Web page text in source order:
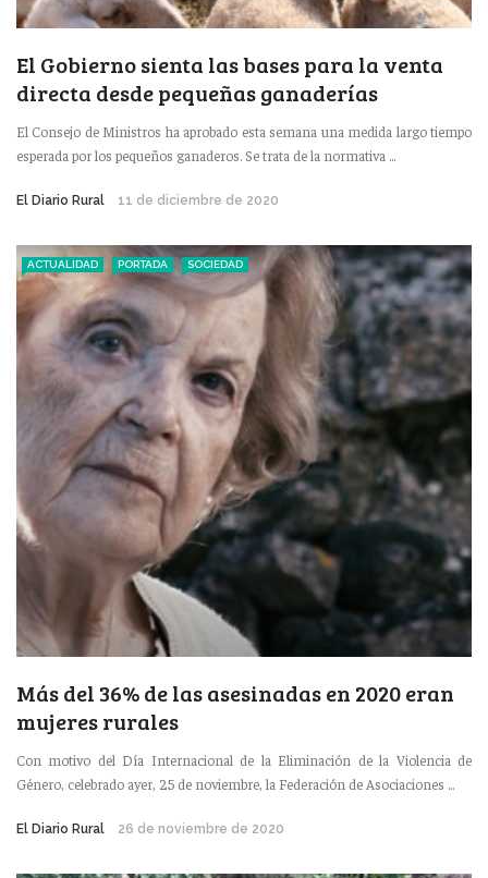
El Gobierno sienta las bases para la venta
directa desde pequeñas ganaderías
El Consejo de Ministros ha aprobado esta semana una medida largo tiempo
esperada por los pequeños ganaderos. Se trata de la normativa ...
El Diario Rural 11 de diciembre de 2020
ACTUALIDAD PORTADA SOCIEDAD
Más del 36% de las asesinadas en 2020 eran
mujeres rurales
Con motivo del Día Internacional de la Eliminación de la Violencia de
Género, celebrado ayer, 25 de noviembre, la Federación de Asociaciones ...
El Diario Rural 26 de noviembre de 2020